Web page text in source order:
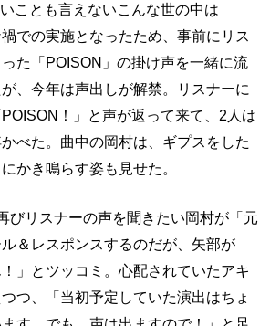
ことも言えないこんな世の中は
での実施となったため、事前にリス
た「POISON」の掛け声を一緒に流
、今年は声出しが解禁。リスナーに
！」と声が返って来て、2人は
べた。曲中の岡村は、ギプスをした
かき鳴らす姿も見せた。
びリスナーの声を聞きたい岡村が「元
＆レスポンスするのだが、矢部が
！」とツッコミ。心配されていたアキ
つ、「当初予定していた演出はちょ